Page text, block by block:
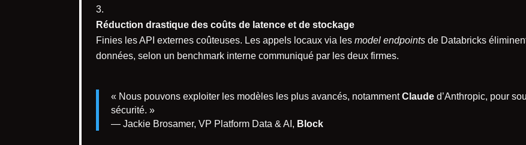
Réduction drastique des coûts de latence et de stockage
Finies les API externes coûteuses. Les appels locaux via les model endpoints de Databricks
données, selon un benchmark interne communiqué par les deux firmes.
« Nous pouvons exploiter les modèles les plus avancés, notammentClaude d’Anthropic, pour
sécurité. »
— Jackie Brosamer, VP Platform Data & AI, Block